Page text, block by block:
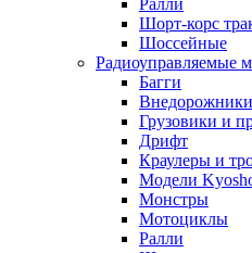
Ралли
Шорт-корс
Шоссейные
Радиоуправляемые
Багги
Внедорожники
Грузовики и
Дрифт
Краулеры и
Модели
Монстры
Мотоциклы
Ралли